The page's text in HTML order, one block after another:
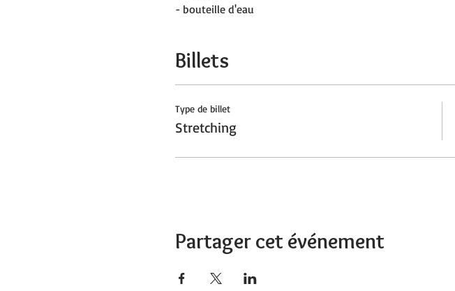
- bouteille d'eau
Billets
Type de billet
Stretching
Partager cet événement